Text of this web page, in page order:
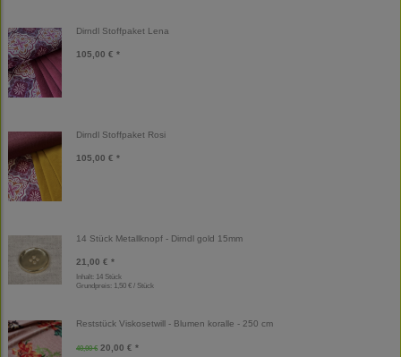
Dirndl Stoffpaket Lena
105,00 € *
Dirndl Stoffpaket Rosi
105,00 € *
14 Stück Metallknopf - Dirndl gold 15mm
21,00 € *
Inhalt: 14 Stück
Grundpreis: 1,50 € / Stück
Reststück Viskosetwill - Blumen koralle - 250 cm
40,00 € 20,00 € *